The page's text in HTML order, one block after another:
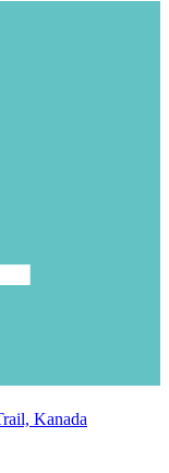
Kanada